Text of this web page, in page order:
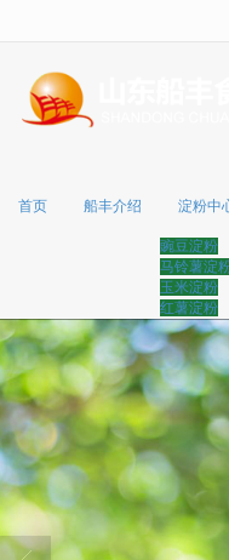
首页 船丰介绍 淀粉中
豌豆淀粉
马铃薯淀
玉米淀粉
红薯淀粉